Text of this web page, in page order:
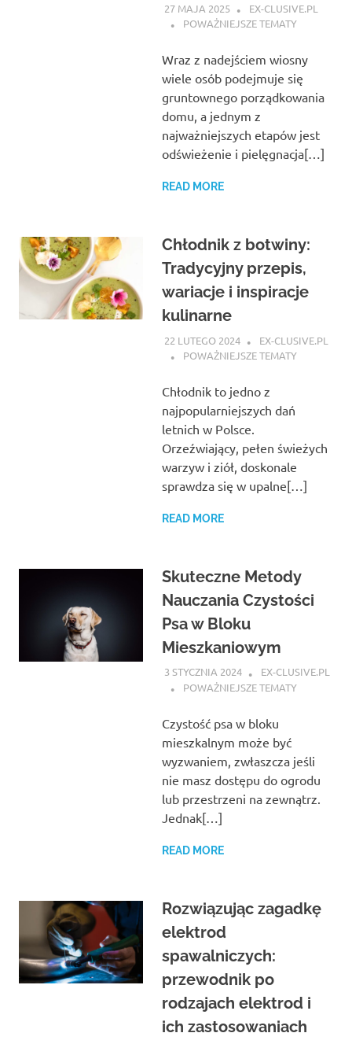
27 MAJA 2025
EX-CLUSIVE.PL
POWAŻNIEJSZE TEMATY
Wraz z nadejściem wiosny
wiele osób podejmuje się
gruntownego porządkowania
domu, a jednym z
najważniejszych etapów jest
odświeżenie i pielęgnacja[…]
READ MORE
Chłodnik z botwiny:
Tradycyjny przepis,
wariacje i inspiracje
kulinarne
22 LUTEGO 2024
EX-CLUSIVE.PL
POWAŻNIEJSZE TEMATY
Chłodnik to jedno z
najpopularniejszych dań
letnich w Polsce.
Orzeźwiający, pełen świeżych
warzyw i ziół, doskonale
sprawdza się w upalne[…]
READ MORE
Skuteczne Metody
Nauczania Czystości
Psa w Bloku
Mieszkaniowym
3 STYCZNIA 2024
EX-CLUSIVE.PL
POWAŻNIEJSZE TEMATY
Czystość psa w bloku
mieszkalnym może być
wyzwaniem, zwłaszcza jeśli
nie masz dostępu do ogrodu
lub przestrzeni na zewnątrz.
Jednak[…]
READ MORE
Rozwiązując zagadkę
elektrod
spawalniczych:
przewodnik po
rodzajach elektrod i
ich zastosowaniach